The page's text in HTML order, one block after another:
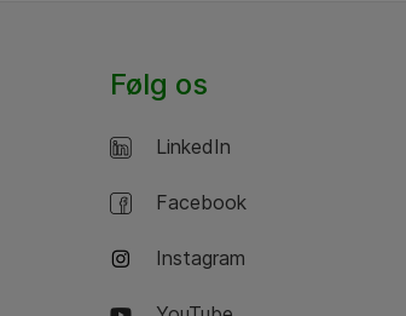
Følg os
LinkedIn
Facebook
Instagram